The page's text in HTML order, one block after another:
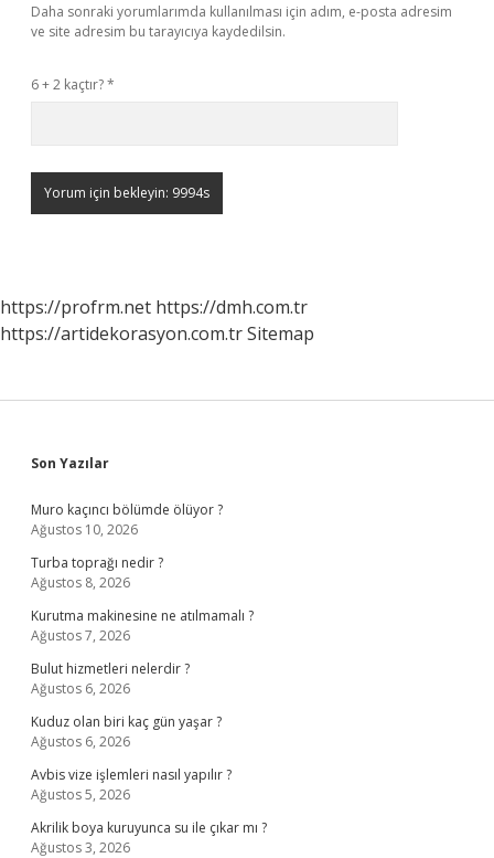
Daha sonraki yorumlarımda kullanılması için adım, e-posta adresim
ve site adresim bu tarayıcıya kaydedilsin.
6 + 2 kaçtır?*
https://profrm.net https://dmh.com.tr
https://artidekorasyon.com.trSitemap
Sidebar
Son Yazılar
Muro kaçıncı bölümde ölüyor ?
Ağustos 10, 2026
Turba toprağı nedir ?
Ağustos 8, 2026
Kurutma makinesine ne atılmamalı ?
Ağustos 7, 2026
Bulut hizmetleri nelerdir ?
Ağustos 6, 2026
Kuduz olan biri kaç gün yaşar ?
Ağustos 6, 2026
Avbis vize işlemleri nasıl yapılır ?
Ağustos 5, 2026
Akrilik boya kuruyunca su ile çıkar mı ?
Ağustos 3, 2026